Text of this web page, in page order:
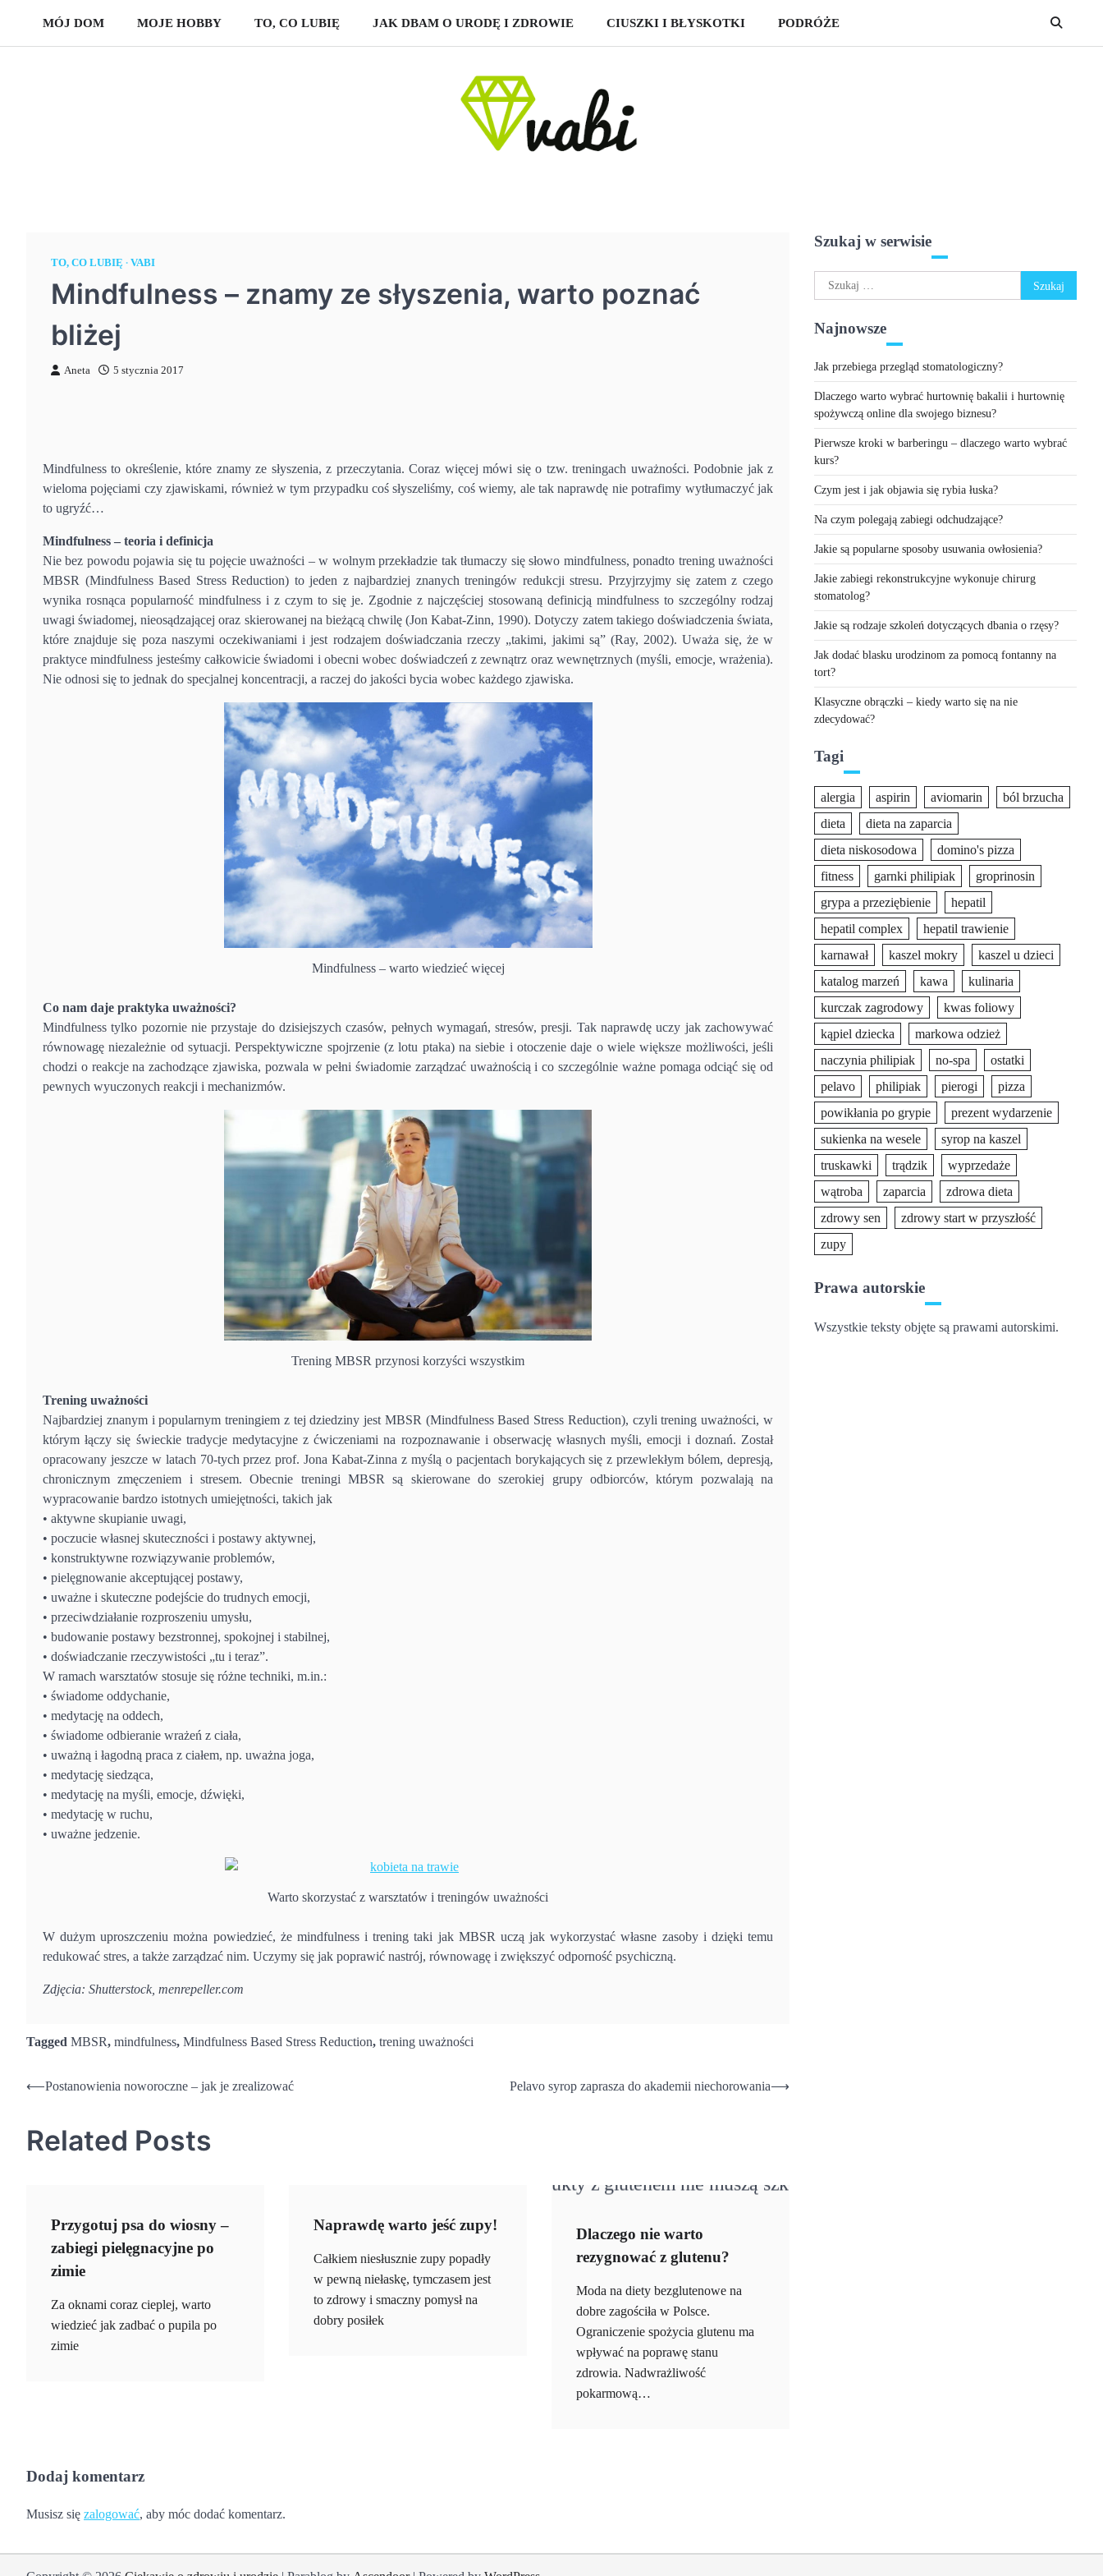
content
MÓJ DOM MOJE HOBBY TO, CO LUBIĘ JAK DBAM O URODĘ I ZDROWIE CIUSZKI I BŁYSKOTKI PODRÓŻE
TO, CO LUBIĘ VABI
Mindfulness – znamy ze słyszenia, warto poznać
bliżej
Aneta 5 stycznia 2017
Mindfulness to określenie, które znamy ze słyszenia, z przeczytania. Coraz więcej mówi się o tzw. treningach uważności. Podobnie jak z
wieloma pojęciami czy zjawiskami, również w tym przypadku coś słyszeliśmy, coś wiemy, ale tak naprawdę nie potrafimy wytłumaczyć jak
to ugryźć…
Mindfulness – teoria i definicja
Nie bez powodu pojawia się tu pojęcie uważności – w wolnym przekładzie tak tłumaczy się słowo mindfulness, ponadto trening uważności
MBSR (Mindfulness Based Stress Reduction) to jeden z najbardziej znanych treningów redukcji stresu. Przyjrzyjmy się zatem z czego
wynika rosnąca popularność mindfulness i z czym to się je. Zgodnie z najczęściej stosowaną definicją mindfulness to szczególny rodzaj
uwagi świadomej, nieosądzającej oraz skierowanej na bieżącą chwilę (Jon Kabat-Zinn, 1990). Dotyczy zatem takiego doświadczenia świata,
które znajduje się poza naszymi oczekiwaniami i jest rodzajem doświadczania rzeczy „takimi, jakimi są” (Ray, 2002). Uważa się, że w
praktyce mindfulness jesteśmy całkowicie świadomi i obecni wobec doświadczeń z zewnątrz oraz wewnętrznych (myśli, emocje, wrażenia).
Nie odnosi się to jednak do specjalnej koncentracji, a raczej do jakości bycia wobec każdego zjawiska.
Mindfulness – warto wiedzieć więcej
Co nam daje praktyka uważności?
Mindfulness tylko pozornie nie przystaje do dzisiejszych czasów, pełnych wymagań, stresów, presji. Tak naprawdę uczy jak zachowywać
równowagę niezależnie od sytuacji. Perspektywiczne spojrzenie (z lotu ptaka) na siebie i otoczenie daje o wiele większe możliwości, jeśli
chodzi o reakcje na zachodzące zjawiska, pozwala w pełni świadomie zarządzać uważnością i co szczególnie ważne pomaga odciąć się od
pewnych wyuczonych reakcji i mechanizmów.
Trening MBSR przynosi korzyści wszystkim
Trening uważności
Najbardziej znanym i popularnym treningiem z tej dziedziny jest MBSR (Mindfulness Based Stress Reduction), czyli trening uważności, w
którym łączy się świeckie tradycje medytacyjne z ćwiczeniami na rozpoznawanie i obserwację własnych myśli, emocji i doznań. Został
opracowany jeszcze w latach 70-tych przez prof. Jona Kabat-Zinna z myślą o pacjentach borykających się z przewlekłym bólem, depresją,
chronicznym zmęczeniem i stresem. Obecnie treningi MBSR są skierowane do szerokiej grupy odbiorców, którym pozwalają na
wypracowanie bardzo istotnych umiejętności, takich jak
• aktywne skupianie uwagi,
• poczucie własnej skuteczności i postawy aktywnej,
• konstruktywne rozwiązywanie problemów,
• pielęgnowanie akceptującej postawy,
• uważne i skuteczne podejście do trudnych emocji,
• przeciwdziałanie rozproszeniu umysłu,
• budowanie postawy bezstronnej, spokojnej i stabilnej,
• doświadczanie rzeczywistości „tu i teraz”.
W ramach warsztatów stosuje się różne techniki, m.in.:
• świadome oddychanie,
• medytację na oddech,
• świadome odbieranie wrażeń z ciała,
• uważną i łagodną praca z ciałem, np. uważna joga,
• medytację siedząca,
• medytację na myśli, emocje, dźwięki,
• medytację w ruchu,
• uważne jedzenie.
Warto skorzystać z warsztatów i treningów uważności
W dużym uproszczeniu można powiedzieć, że mindfulness i trening taki jak MBSR uczą jak wykorzystać własne zasoby i dzięki temu
redukować stres, a także zarządzać nim. Uczymy się jak poprawić nastrój, równowagę i zwiększyć odporność psychiczną.
Zdjęcia: Shutterstock, menrepeller.com
Tagged MBSR, mindfulness, Mindfulness Based Stress Reduction, trening uważności
Nawigacja
⟵Postanowienia noworoczne – jak je zrealizować Pelavo syrop zaprasza do akademii niechorowania⟶
Related Posts
Przygotuj psa do wiosny –
zabiegi pielęgnacyjne po
zimie
Za oknami coraz cieplej, warto
wiedzieć jak zadbać o pupila po
zimie
Naprawdę warto jeść zupy!
Całkiem niesłusznie zupy popadły
w pewną niełaskę, tymczasem jest
to zdrowy i smaczny pomysł na
dobry posiłek
Dlaczego nie warto
rezygnować z glutenu?
Moda na diety bezglutenowe na
dobre zagościła w Polsce.
Ograniczenie spożycia glutenu ma
wpływać na poprawę stanu
zdrowia. Nadwrażliwość
pokarmową…
Dodaj komentarz
Musisz się zalogować, aby móc dodać komentarz.
Szukaj w serwisie
Szukaj:
Najnowsze
Jak przebiega przegląd stomatologiczny?
Dlaczego warto wybrać hurtownię bakalii i hurtownię
spożywczą online dla swojego biznesu?
Pierwsze kroki w barberingu – dlaczego warto wybrać
kurs?
Czym jest i jak objawia się rybia łuska?
Na czym polegają zabiegi odchudzające?
Jakie są popularne sposoby usuwania owłosienia?
Jakie zabiegi rekonstrukcyjne wykonuje chirurg
stomatolog?
Jakie są rodzaje szkoleń dotyczących dbania o rzęsy?
Jak dodać blasku urodzinom za pomocą fontanny na
tort?
Klasyczne obrączki – kiedy warto się na nie
zdecydować?
Tagi
alergia aspirin aviomarin
ból brzucha
dieta
dieta na zaparcia
dieta niskosodowa
domino's pizza
fitness
garnki philipiak
groprinosin
grypa a przeziębienie
hepatil
hepatil complex
hepatil trawienie
karnawał
kaszel mokry
kaszel u dzieci
katalog marzeń
kawa
kulinaria
kurczak zagrodowy
kwas foliowy
kąpiel dziecka
markowa odzież
naczynia philipiak
no-spa
ostatki
pelavo
philipiak pierogi
pizza
powikłania po grypie
prezent wydarzenie
sukienka na wesele
syrop na kaszel
truskawki
trądzik
wyprzedaże
wątroba
zaparcia
zdrowa dieta
zdrowy sen
zdrowy start w przyszłość
zupy
Prawa autorskie
Wszystkie teksty objęte są prawami autorskimi.